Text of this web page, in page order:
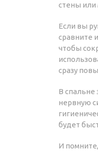
стены или
Если вы
сравните
чтобы
сразу
В спальне
нервную
будет
И